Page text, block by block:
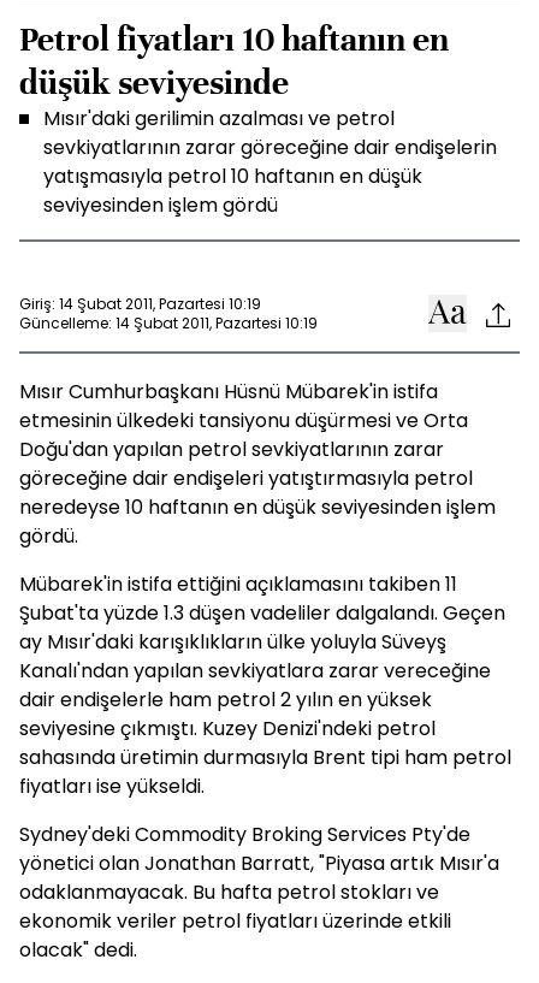
Petrol fiyatları 10 haftanın en
düşük seviyesinde
Mısır'daki gerilimin azalması ve petrol
sevkiyatlarının zarar göreceğine dair endişelerin
yatışmasıyla petrol 10 haftanın en düşük
seviyesinden işlem gördü
Giriş: 14 Şubat 2011, Pazartesi 10:19
Güncelleme: 14 Şubat 2011, Pazartesi 10:19
Mısır Cumhurbaşkanı Hüsnü Mübarek'in istifa
etmesinin ülkedeki tansiyonu düşürmesi ve Orta
Doğu'dan yapılan petrol sevkiyatlarının zarar
göreceğine dair endişeleri yatıştırmasıyla petrol
neredeyse 10 haftanın en düşük seviyesinden işlem
gördü.
Mübarek'in istifa ettiğini açıklamasını takiben 11
Şubat'ta yüzde 1.3 düşen vadeliler dalgalandı. Geçen
ay Mısır'daki karışıklıkların ülke yoluyla Süveyş
Kanalı'ndan yapılan sevkiyatlara zarar vereceğine
dair endişelerle ham petrol 2 yılın en yüksek
seviyesine çıkmıştı. Kuzey Denizi'ndeki petrol
sahasında üretimin durmasıyla Brent tipi ham petrol
fiyatları ise yükseldi.
Sydney'deki Commodity Broking Services Pty'de
yönetici olan Jonathan Barratt, "Piyasa artık Mısır'a
odaklanmayacak. Bu hafta petrol stokları ve
ekonomik veriler petrol fiyatları üzerinde etkili
olacak" dedi.